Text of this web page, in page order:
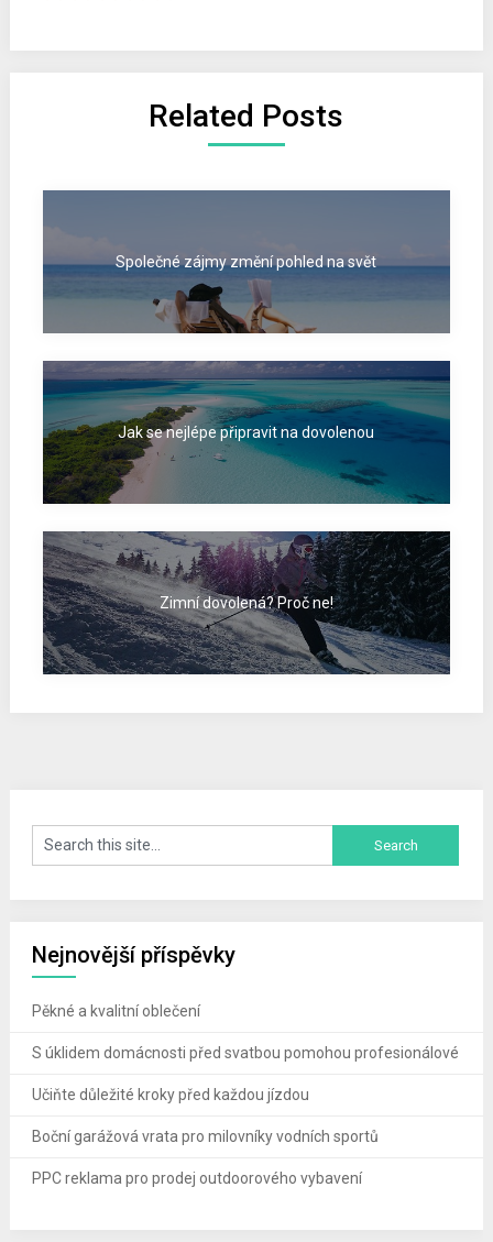
Related Posts
Společné zájmy změní pohled na svět
Jak se nejlépe připravit na dovolenou
Zimní dovolená? Proč ne!
Nejnovější příspěvky
Pěkné a kvalitní oblečení
S úklidem domácnosti před svatbou pomohou profesionálové
Učiňte důležité kroky před každou jízdou
Boční garážová vrata pro milovníky vodních sportů
PPC reklama pro prodej outdoorového vybavení